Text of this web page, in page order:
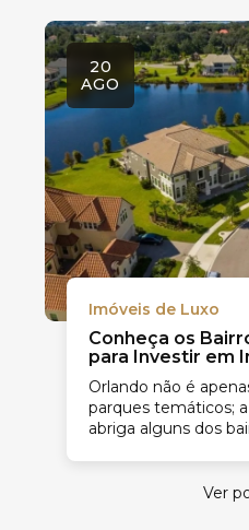
20
AGO
Imóveis de Luxo
Conheça os
para Investir em
Orlando não é
parques temáticos;
abriga alguns dos
Ver